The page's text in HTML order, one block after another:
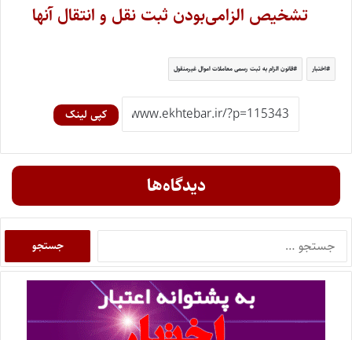
تشخیص الزامی‌بودن ثبت نقل و انتقال آنها
اختبار قانون الزام به ثبت رسمی معاملات اموال غیرمنقول
کپی لینک
دیدگاه‌ها